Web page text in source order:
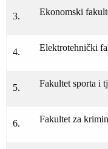
3. Ekonomski
4. Elektrotehnički
5. Fakultet sporta i
6. Fakultet za